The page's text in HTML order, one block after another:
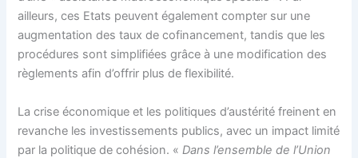
ailleurs, ces Etats peuvent également compter sur une
augmentation des taux de cofinancement, tandis que les
procédures sont simplifiées grâce à une modification des
règlements afin d’offrir plus de flexibilité.
La crise économique et les politiques d’austérité freinent en
revanche les investissements publics, avec un impact limité
par la politique de cohésion. «Dans l’ensemble de l’Union